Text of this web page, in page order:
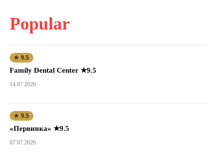
Popular
★ 9.5
Family Dental Center ★9.5
14.07.2026
★ 9.5
«Первинка» ★9.5
07.07.2026